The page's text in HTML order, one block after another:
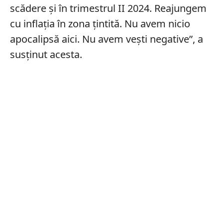
scădere şi în trimestrul II 2024. Reajungem
cu inflaţia în zona ţintită. Nu avem nicio
apocalipsă aici. Nu avem veşti negative”, a
susținut acesta.